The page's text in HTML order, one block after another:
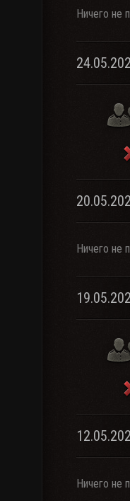
Ничего не
Ничего не
Ничего не